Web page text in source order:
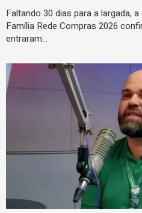
Faltando 30 dias para a largada,
Família Rede Compras 2026
entraram…